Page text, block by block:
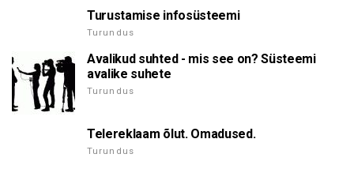
Turustamise infosüsteemi
Turundus
Avalikud suhted - mis see on? Süsteemi
avalike suhete
Turundus
Telereklaam õlut. Omadused.
Turundus